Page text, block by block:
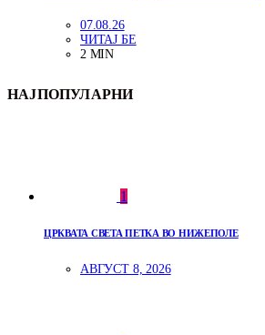
07.08.26
ЧИТАЈ БЕ
2 MIN
НАЈПОПУЛАРНИ
1
ЦРКВАТА СВЕТА ПЕТКА ВО НИЖЕПОЛЕ
АВГУСТ 8, 2026